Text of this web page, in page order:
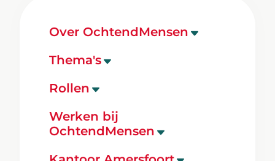
Over OchtendMensen
Ons bureau
Onze opdrachten
OchtendMensen inzetten
Diversiteit en inclusie
Sociaal ondernemen
Thema's
Onderwijs
Klimaat & Duurzaamheid
Rollen
Projectmanager
Secretaris
Werken bij
OchtendMensen
Werken bij OchtendMensen